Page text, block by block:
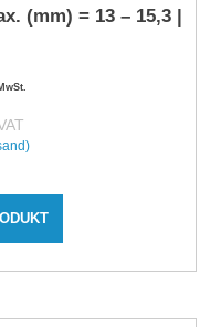
(mm) = 13 – 15,3 |